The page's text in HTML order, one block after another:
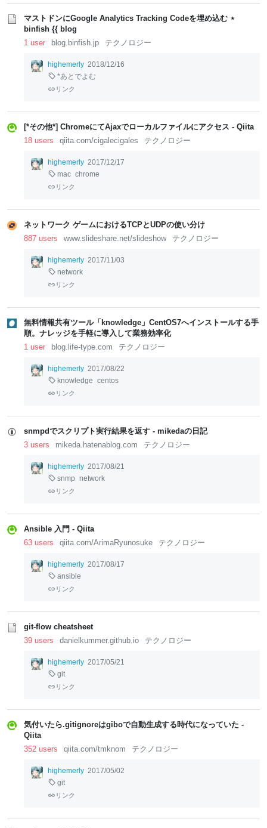
マストドンにGoogle Analytics Tracking Codeを埋め込む ⋆
binfish {{ blog
1 user
blog.binfish.jp テクノロジー
highemerly 2018/12/16
*あとでよむ
リンク
[*その他*] ChromeにてAjaxでローカルファイルにアクセス - Qiita
18 users
qiita.com/cigalecigales テクノロジー
highemerly 2017/12/17
mac chrome
リンク
ネットワーク ゲームにおけるTCPとUDPの使い分け
887 users
www.slideshare.net/slideshow テクノロジー
highemerly 2017/11/03
network
リンク
無料情報共有ツール「knowledge」CentOS7へインストールする手
順。ナレッジを手軽に導入して業務効率化
1 user
blog.life-type.com テクノロジー
highemerly 2017/08/22
knowledge centos
リンク
snmpdでスクリプト実行結果を返す - mikedaの日記
3 users
mikeda.hatenablog.com テクノロジー
highemerly 2017/08/21
snmp network
リンク
Ansible 入門 - Qiita
63 users
qiita.com/ArimaRyunosuke テクノロジー
highemerly 2017/08/17
ansible
リンク
git-flow cheatsheet
39 users
danielkummer.github.io テクノロジー
highemerly 2017/05/21
git
リンク
気付いたら.gitignoreはgiboで自動生成する時代になっていた -
Qiita
352 users
qiita.com/tmknom テクノロジー
highemerly 2017/05/02
git
リンク